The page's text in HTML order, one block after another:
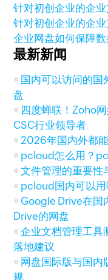
针对初创企业的企
针对初创企业的企
企业网盘如何保障
最新新闻
国内可以访问的国
盘
四度蝉联！Zoho
CSC行业领导者
2026年国内外都
pcloud怎么用？
文件管理的重要性
pcloud国内可以
Google Drive在国
Drive的网盘
企业文档管理工
落地建议
网盘国际版与国内
规